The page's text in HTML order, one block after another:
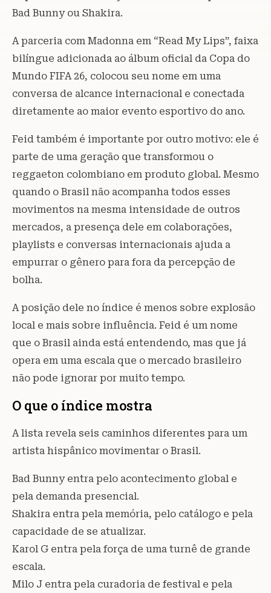
Bad Bunny ou Shakira.
A parceria com Madonna em “Read My Lips”, faixa
bilíngue adicionada ao álbum oficial da Copa do
Mundo FIFA 26, colocou seu nome em uma
conversa de alcance internacional e conectada
diretamente ao maior evento esportivo do ano.
Feid também é importante por outro motivo: ele é
parte de uma geração que transformou o
reggaeton colombiano em produto global. Mesmo
quando o Brasil não acompanha todos esses
movimentos na mesma intensidade de outros
mercados, a presença dele em colaborações,
playlists e conversas internacionais ajuda a
empurrar o gênero para fora da percepção de
bolha.
A posição dele no índice é menos sobre explosão
local e mais sobre influência. Feid é um nome
que o Brasil ainda está entendendo, mas que já
opera em uma escala que o mercado brasileiro
não pode ignorar por muito tempo.
O que o índice mostra
A lista revela seis caminhos diferentes para um
artista hispânico movimentar o Brasil.
Bad Bunny entra pelo acontecimento global e
pela demanda presencial.
Shakira entra pela memória, pelo catálogo e pela
capacidade de se atualizar.
Karol G entra pela força de uma turnê de grande
escala.
Milo J entra pela curadoria de festival e pela